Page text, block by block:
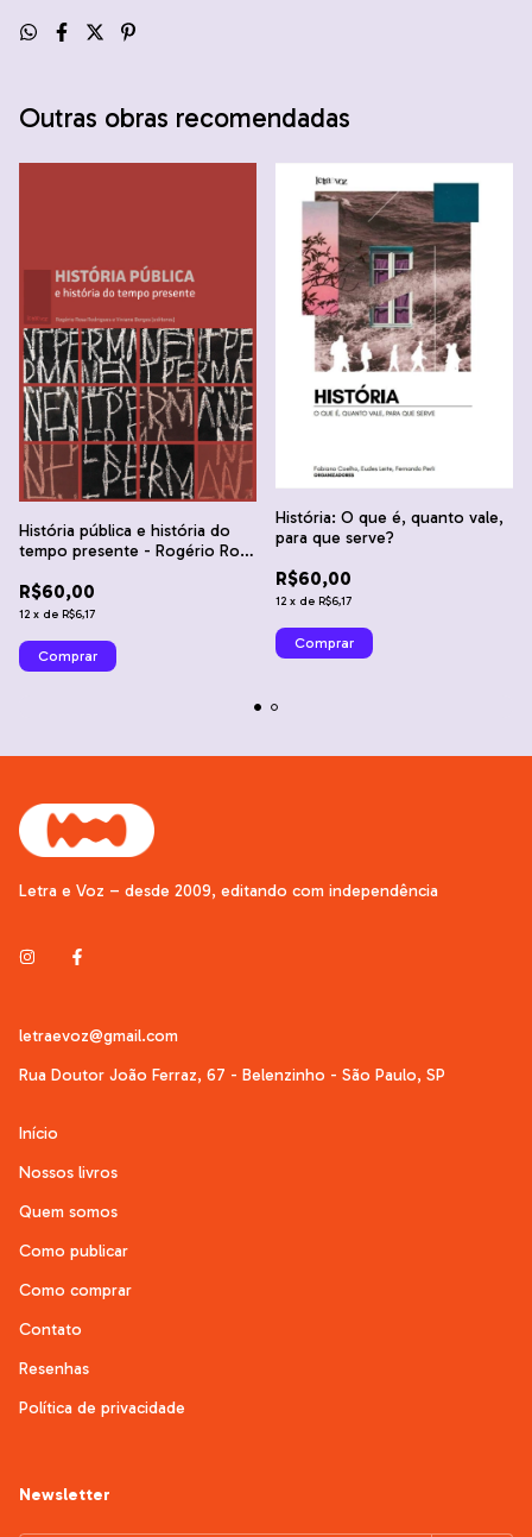
Outras obras recomendadas
História pública e história do
tempo presente - Rogério Rosa
Borges
R$60,00
12 x de R$6,17
História: O que é, quanto vale,
para que serve?
R$60,00
12 x de R$6,17
Letra e Voz – desde 2009, editando com independência
letraevoz@gmail.com
Rua Doutor João Ferraz, 67 - Belenzinho - São Paulo, SP
Início
Nossos livros
Quem somos
Como publicar
Como comprar
Contato
Resenhas
Política de privacidade
Newsletter